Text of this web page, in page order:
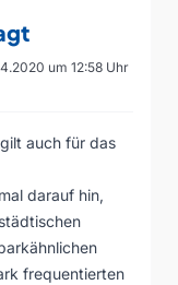
um 12:58 Uhr
auch für das
darauf hin,
frequentierten